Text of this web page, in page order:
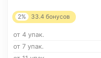
2% 33.4 бонусов
от 4 упак.
от 7 упак.